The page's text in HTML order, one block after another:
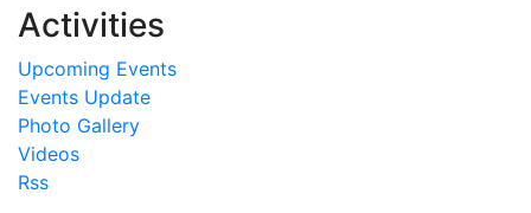
Activities
Upcoming Events
Events Update
Photo Gallery
Videos
Rss